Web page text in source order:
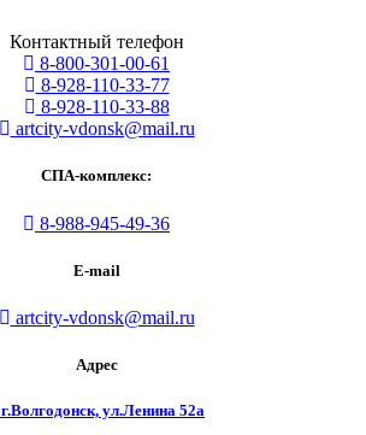
Контактный телефон
8-800-301-00-61
8-928-110-33-77
8-928-110-33-88
artcity-vdonsk@mail.ru
СПА-комплекс:
8-988-945-49-36
E-mail
artcity-vdonsk@mail.ru
Адрес
г.Волгодонск, ул.Ленина 52а